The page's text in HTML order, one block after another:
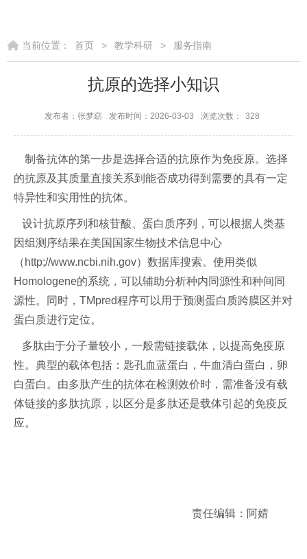
当前位置： 首页 > 教学科研 > 服务指南
抗原的选择小知识
发布者：张梦窈 发布时间：2026-03-03 浏览次数： 328
制备抗体的第一步是选择合适的抗原作为免疫原。选择
的抗原及其质量直接关系到能否成功得到需要的具有一定
特异性和实用性的抗体。
设计抗原序列和核苷酸、蛋白质序列，可以根据人类基
因组测序结果在美国国家生物技术信息中心
（http;//www.ncbi.nih.gov）数据库搜索。使用类似
Homologene的系统，可以辅助分析种内同源性和种间同
源性。同时，TMpred程序可以用于预测蛋白质跨膜区并对
蛋白质进行定位。
多肽由于分子量较小，一般需链接载体，以提高免疫原
性。典型的载体包括：匙孔血蓝蛋白，牛血清白蛋白，卵
白蛋白。由多肽产生的抗体在检测效价时，需准备没有载
体链接的多肽抗原，以区分是多肽还是载体引起的免疫反
应。
责任编辑：阿婧